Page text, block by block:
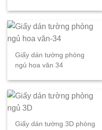
Giấy dán tường phòng
ngủ hoa văn 34
Giấy dán tường 3D phòng